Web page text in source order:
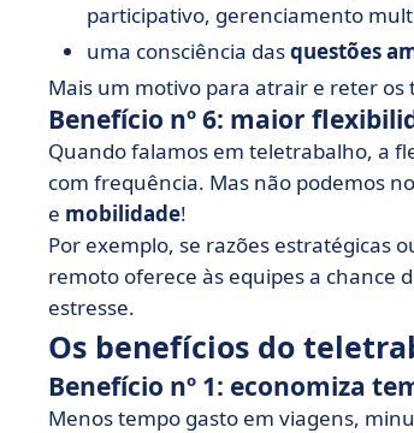
participativo, gerenciamento
uma consciência dasquestões
Mais um motivo para atrair e reter
Benefício nº 6: maior
Quando falamos em teletrabalho, a
com frequência. Mas não podemos
e mobilidade!
Por exemplo, se razões estratégicas
remoto oferece às equipes a chance
estresse.
Os benefícios do
Benefício nº 1: economiza
Menos tempo gasto em viagens,